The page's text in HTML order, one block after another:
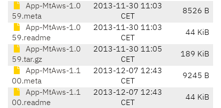
App-MtAws-1.0
59.meta
2013-11-30 11:03
CET
8526 B
App-MtAws-1.0
59.readme
2013-11-30 11:03
CET
44 KiB
App-MtAws-1.0
59.tar.gz
2013-11-30 11:05
CET
189 KiB
App-MtAws-1.1
00.meta
2013-12-07 12:43
CET
9245 B
App-MtAws-1.1
00.readme
2013-12-07 12:43
CET
44 KiB